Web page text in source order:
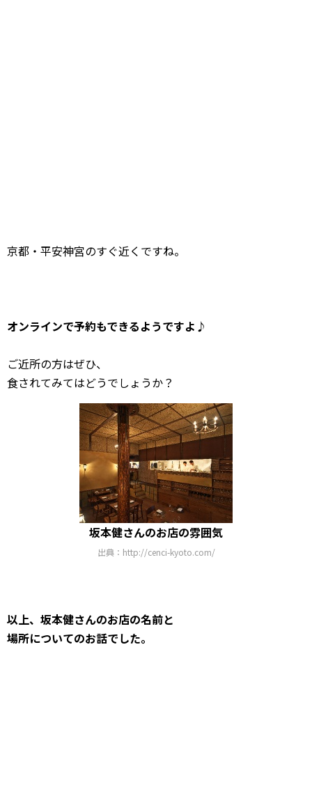
京都・平安神宮のすぐ近くですね。
オンラインで予約もできるようですよ♪
ご近所の方はぜひ、
食されてみてはどうでしょうか？
坂本健さんのお店の雰囲気
出典：http://cenci-kyoto.com/
以上、坂本健さんのお店の名前と
場所についてのお話でした。